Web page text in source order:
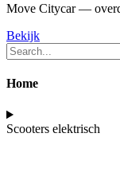
Move Citycar —
Bekijk
Home
Scooters elektrisch